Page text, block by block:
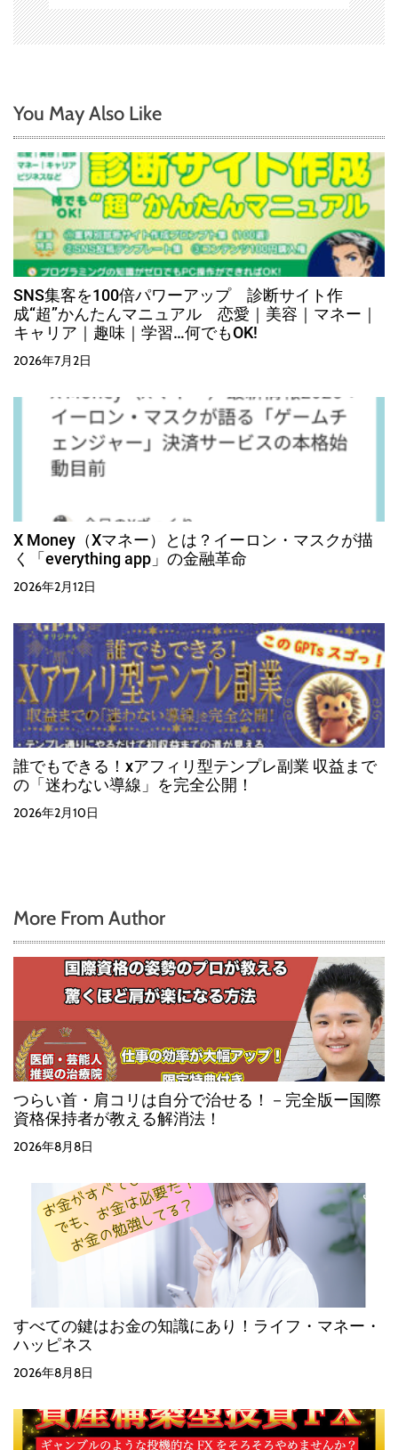
You May Also Like
SNS集客を100倍パワーアップ 診断サイト作
成“超”かんたんマニュアル 恋愛｜美容｜マネー｜
キャリア｜趣味｜学習…何でもOK!
2026年7月2日
X Money（Xマネー）とは？イーロン・マスクが描
く「everything app」の金融革命
2026年2月12日
誰でもできる！xアフィリ型テンプレ副業 収益まで
の「迷わない導線」を完全公開！
2026年2月10日
More From Author
つらい首・肩コリは自分で治せる！－完全版ー国際
資格保持者が教える解消法！
2026年8月8日
すべての鍵はお金の知識にあり！ライフ・マネー・
ハッピネス
2026年8月8日